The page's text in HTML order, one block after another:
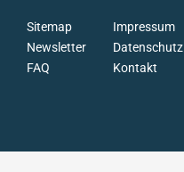
FAQ
Newsletter
Sitemap
Kontakt
Datenschutz
Impressum